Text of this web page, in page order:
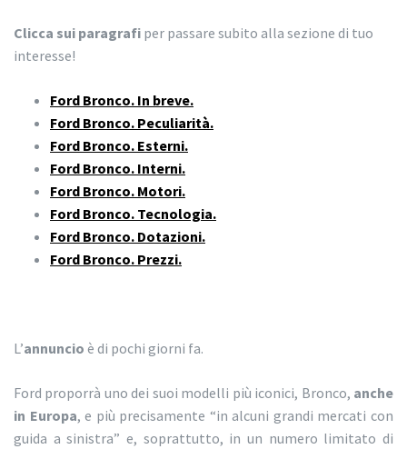
Clicca sui paragrafi per passare subito alla sezione di tuo
interesse!
Ford Bronco. In breve.
Ford Bronco. Peculiarità.
Ford Bronco. Esterni.
Ford Bronco. Interni.
Ford Bronco. Motori.
Ford Bronco. Tecnologia.
Ford Bronco. Dotazioni.
Ford Bronco. Prezzi.
L’annuncio è di pochi giorni fa.
Ford proporrà uno dei suoi modelli più iconici, Bronco, anche
in Europa, e più precisamente “in alcuni grandi mercati con
guida a sinistra” e, soprattutto, in un numero limitato di